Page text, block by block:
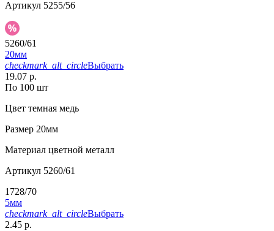
Артикул 5255/56
5260/61
20мм
checkmark_alt_circleВыбрать
19.07 р.
По 100 шт
Цвет темная медь
Размер 20мм
Материал цветной металл
Артикул 5260/61
1728/70
5мм
checkmark_alt_circleВыбрать
2.45 р.